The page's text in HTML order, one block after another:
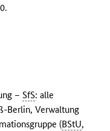
–SfS: alle
Berlin, Verwaltung
(BStU,